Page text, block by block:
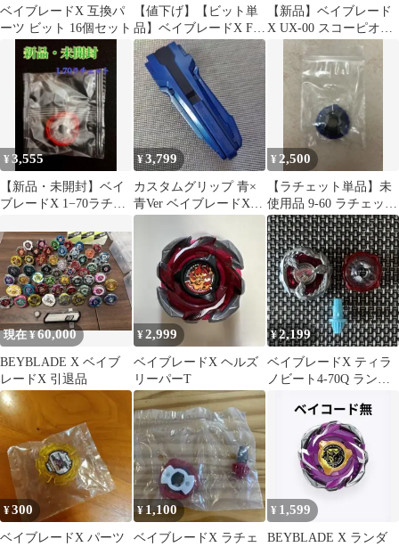
ベイブレードX 互換パ
ーツ ビット 16個セット
【値下げ】【ビット単
品】ベイブレードX FF
フリーフラット ビット
2個セット
【新品】ベイブレード
X UX-00 スコーピオス
ピア0-70 ラチェット×4
¥3,555
【新品・未開封】ベイ
ブレードX 1−70ラチェ
¥3,799
カスタムグリップ 青×
青Ver ベイブレードX
①
¥ 2,500
【ラチェット単品】未
使用品 9-60 ラチェット
ベイブレードX
現在 ¥60,000
BEYBLADE X ベイブ
レードX 引退品
¥2,999
ベイブレードX ヘルズ
リーパーT
¥2,199
ベイブレードX ティラ
ノビート4-70Q ランダ
¥300
ベイブレードX パーツ
¥ 1,100
ベイブレードX ラチェ
¥ 1,599
BEYBLADE X ランダ